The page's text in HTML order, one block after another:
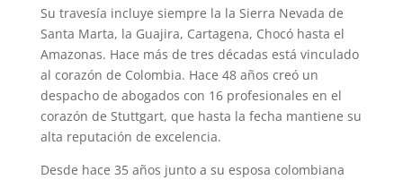
Su travesía incluye siempre la la Sierra Nevada de
Santa Marta, la Guajira, Cartagena, Chocó hasta el
Amazonas. Hace más de tres décadas está vinculado
al corazón de Colombia. Hace 48 años creó un
despacho de abogados con 16 profesionales en el
corazón de Stuttgart, que hasta la fecha mantiene su
alta reputación de excelencia.
Desde hace 35 años junto a su esposa colombiana